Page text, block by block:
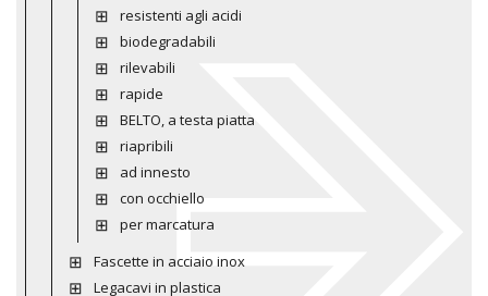
resistenti agli acidi
biodegradabili
rilevabili
rapide
BELTO, a testa piatta
riapribili
ad innesto
con occhiello
per marcatura
Fascette in acciaio inox
Legacavi in plastica